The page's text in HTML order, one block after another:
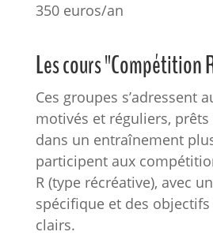
350 euros/an
Les cours "Compétition
Ces groupes s’adressent
motivés et réguliers, prêts
dans un entraînement
participent aux
R (type récréative), avec
spécifique et des
clairs.